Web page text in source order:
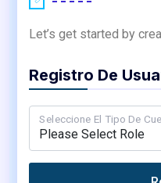
Let’s get started by
Registro De
Nombre de usuario*
Correo electrónico
Primer Nombre*
Apellido*
Contraseña*
Confirmar Contraseña*
Seleccione El Tipo De